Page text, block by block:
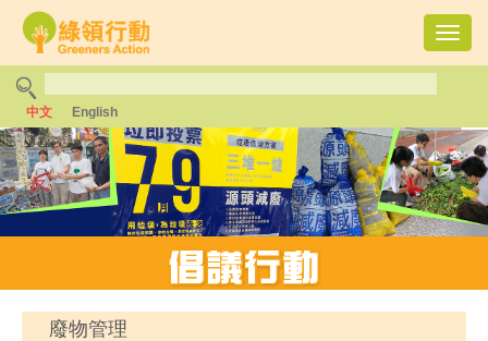
中文 English
廢物管理